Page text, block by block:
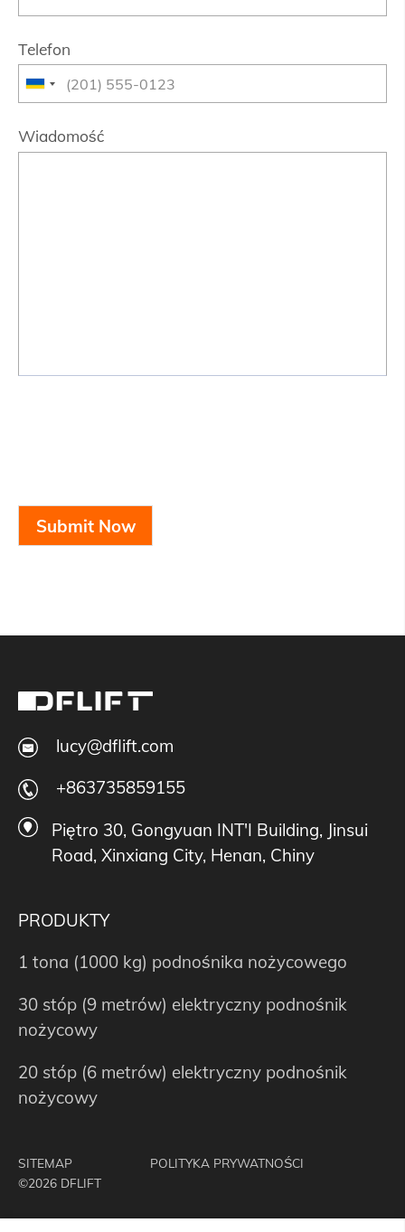
Telefon
Wiadomość
Submit Now
lucy@dflift.com
+863735859155
Piętro 30, Gongyuan INT'I Building, Jinsui
Road, Xinxiang City, Henan, Chiny
PRODUKTY
1 tona (1000 kg) podnośnika nożycowego
30 stóp (9 metrów) elektryczny podnośnik
nożycowy
20 stóp (6 metrów) elektryczny podnośnik
nożycowy
SITEMAP
POLITYKA PRYWATNOŚCI
©2026 DFLIFT